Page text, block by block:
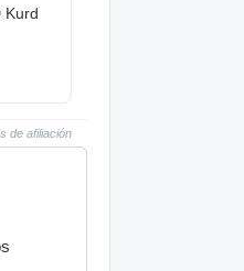
Kurd
de afiliación